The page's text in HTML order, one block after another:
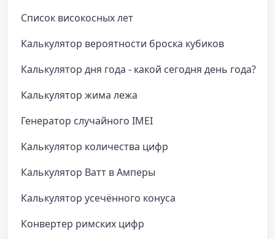
Список високосных лет
Калькулятор вероятности броска кубиков
Калькулятор дня года - какой сегодня день года?
Калькулятор жима лежа
Генератор случайного IMEI
Калькулятор количества цифр
Калькулятор Ватт в Амперы
Калькулятор усечённого конуса
Конвертер римских цифр